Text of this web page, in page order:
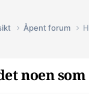
Åpent forum
noen